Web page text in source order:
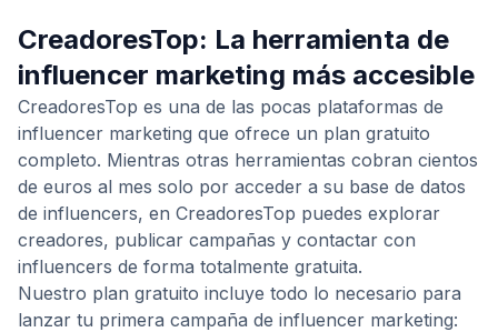
CreadoresTop: La herramienta de
influencer marketing más accesible
CreadoresTop es una de las pocas plataformas de
influencer marketing que ofrece un plan gratuito
completo. Mientras otras herramientas cobran cientos
de euros al mes solo por acceder a su base de datos
de influencers, en CreadoresTop puedes explorar
creadores, publicar campañas y contactar con
influencers de forma totalmente gratuita.
Nuestro plan gratuito incluye todo lo necesario para
lanzar tu primera campaña de influencer marketing: